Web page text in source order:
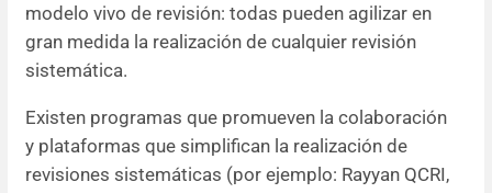
modelo vivo de revisión: todas pueden agilizar en
gran medida la realización de cualquier revisión
sistemática.
Existen programas que promueven la colaboración
y plataformas que simplifican la realización de
revisiones sistemáticas (por ejemplo: Rayyan QCRI,